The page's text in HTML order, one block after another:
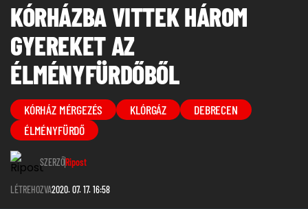
KÓRHÁZBA VITTEK HÁROM
GYEREKET AZ
ÉLMÉNYFÜRDŐBŐL
KÓRHÁZ MÉRGEZÉS KLÓRGÁZ
DEBRECEN
ÉLMÉNYFÜRDŐ
SZERZŐRipost
LÉTREHOZVA2020. 07. 17. 16:58